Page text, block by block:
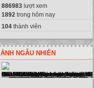
886983 lượt xem
1892 trong hôm nay
104 thành viên
ẢNH NGẪU NHIÊN